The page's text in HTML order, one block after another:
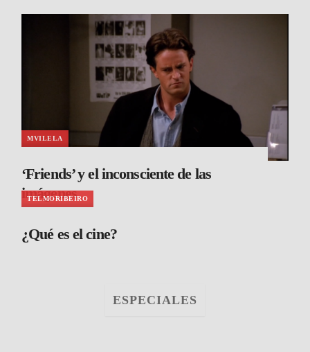
MVILELA
‘Friends’ y el inconsciente de las
imágenes
TELMORIBEIRO
¿Qué es el cine?
ESPECIALES